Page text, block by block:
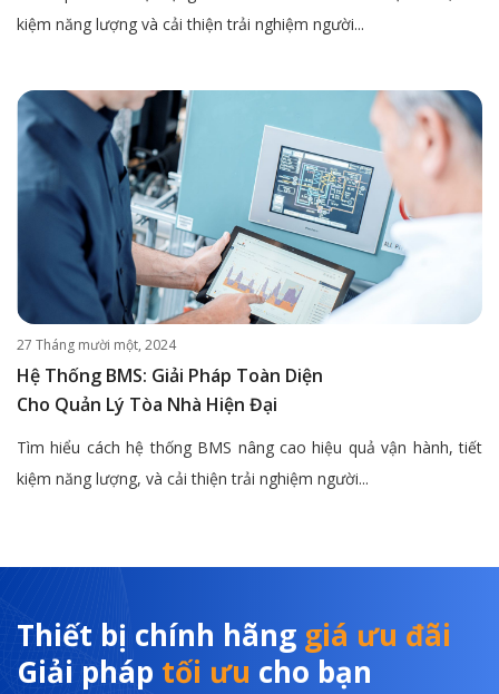
kiệm năng lượng và cải thiện trải nghiệm người...
27 Tháng mười một, 2024
Hệ Thống BMS: Giải Pháp Toàn Diện
Cho Quản Lý Tòa Nhà Hiện Đại
Tìm hiểu cách hệ thống BMS nâng cao hiệu quả vận hành, tiết
kiệm năng lượng, và cải thiện trải nghiệm người...
Thiết bị chính hãng giá ưu đãi
Giải pháp tối ưu cho bạn